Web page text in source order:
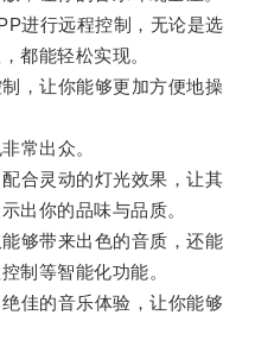
进行远程控制，无论是选
都能轻松实现。
，让你能够更加方便地操
常出众。
合灵动的灯光效果，让其
出你的品味与品质。
够带来出色的音质，还能
制等智能化功能。
的音乐体验，让你能够